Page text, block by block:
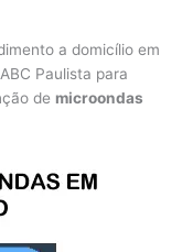
a domicílio em
Paulista para
de microondas